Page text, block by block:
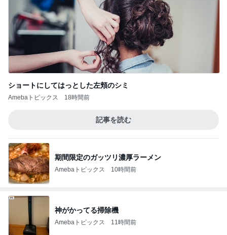
ショートにしてはっとした左頬のシミ
Amebaトピックス 18時間前
記事を読む
期間限定のガッツリ濃厚ラーメン
Amebaトピックス 10時間前
神がかってる掃除機
Amebaトピックス 11時間前